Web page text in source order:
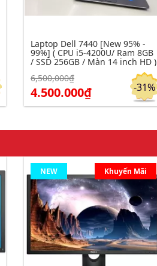
Click để xem chi tiết Đặt hàng
Laptop Dell 7440 [New 95% -
99%] ( CPU i5-4200U/ Ram 8GB
/ SSD 256GB / Màn 14 inch HD )
6,500,000₫
4.500.000₫ -31%
Khuyến Mãi
NEW